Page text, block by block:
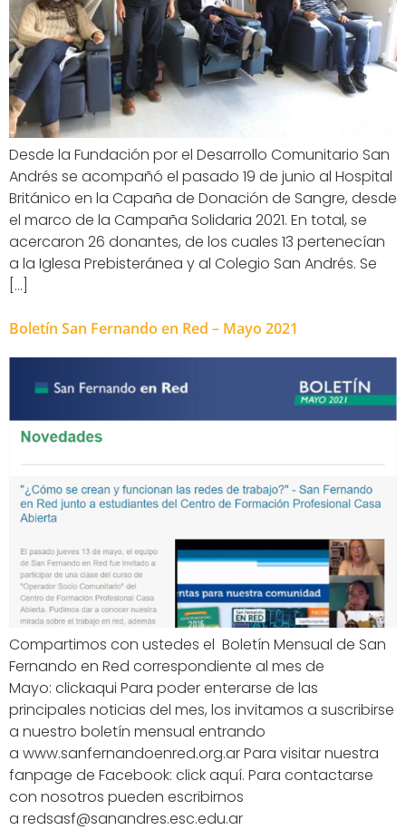
Desde la Fundación por el Desarrollo Comunitario San
Andrés se acompañó el pasado 19 de junio al Hospital
Británico en la Capaña de Donación de Sangre, desde
el marco de la Campaña Solidaria 2021. En total, se
acercaron 26 donantes, de los cuales 13 pertenecían
a la Iglesa Prebisteránea y al Colegio San Andrés. Se
[…]
Boletín San Fernando en Red – Mayo 2021
Compartimos con ustedes el Boletín Mensual de San
Fernando en Red correspondiente al mes de
Mayo: clickaqui Para poder enterarse de las
principales noticias del mes, los invitamos a suscribirse
a nuestro boletín mensual entrando
a www.sanfernandoenred.org.ar Para visitar nuestra
fanpage de Facebook: click aquí. Para contactarse
con nosotros pueden escribirnos
a redsasf@sanandres.esc.edu.ar